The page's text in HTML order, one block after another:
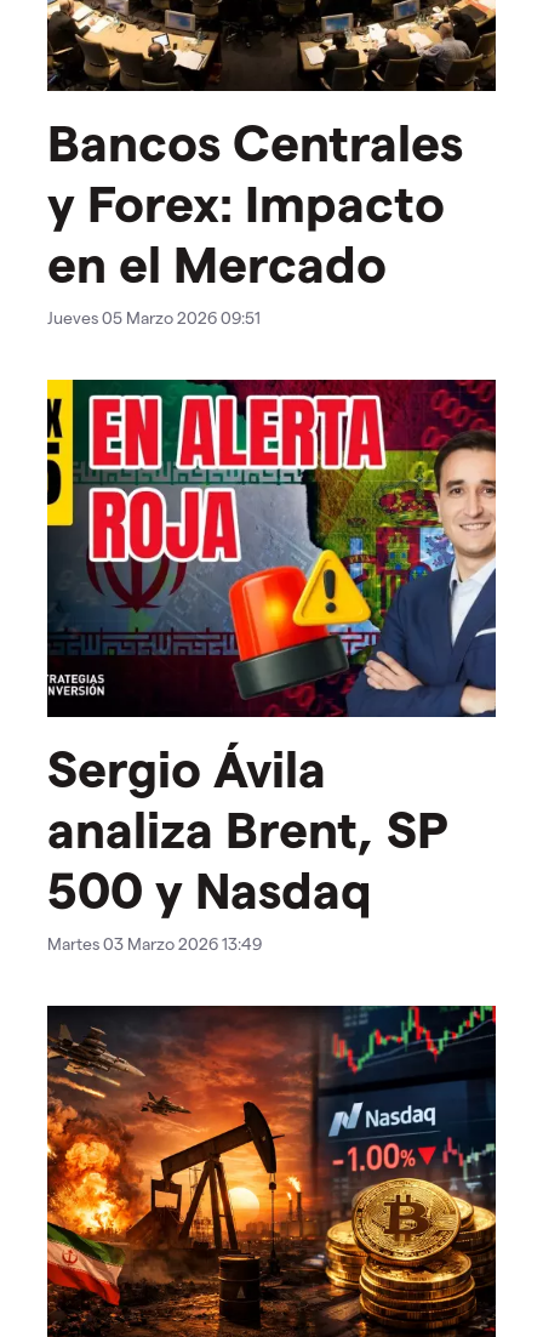
Bancos Centrales
y Forex: Impacto
en el Mercado
Jueves 05 Marzo 2026 09:51
Sergio Ávila
analiza Brent, SP
500 y Nasdaq
Martes 03 Marzo 2026 13:49